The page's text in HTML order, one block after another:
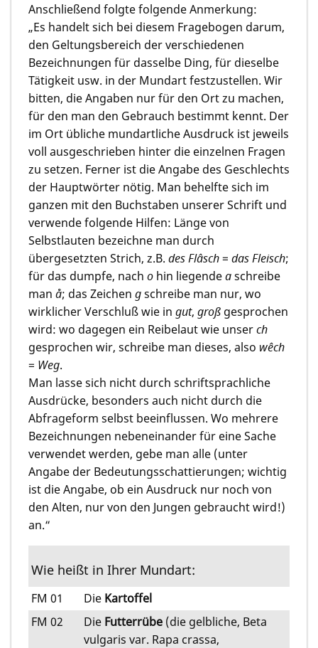
Anschließend folgte folgende Anmerkung:
„Es handelt sich bei diesem Fragebogen darum,
den Geltungsbereich der verschiedenen
Bezeichnungen für dasselbe Ding, für dieselbe
Tätigkeit usw. in der Mundart festzustellen. Wir
bitten, die Angaben nur für den Ort zu machen,
für den man den Gebrauch bestimmt kennt. Der
im Ort übliche mundartliche Ausdruck ist jeweils
voll ausgeschrieben hinter die einzelnen Fragen
zu setzen. Ferner ist die Angabe des Geschlechts
der Hauptwörter nötig. Man behelfte sich im
ganzen mit den Buchstaben unserer Schrift und
verwende folgende Hilfen: Länge von
Selbstlauten bezeichne man durch
übergesetzten Strich, z.B. des Flâsch= das Fleisch;
für das dumpfe, nach o hin liegendeaschreibe
man å; das Zeichen gschreibe man nur, wo
wirklicher Verschluß wie in gut, groß gesprochen
wird: wo dagegen ein Reibelaut wie unserch
gesprochen wir, schreibe man dieses, also wêch
= Weg.
Man lasse sich nicht durch schriftsprachliche
Ausdrücke, besonders auch nicht durch die
Abfrageform selbst beeinflussen. Wo mehrere
Bezeichnungen nebeneinander für eine Sache
verwendet werden, gebe man alle (unter
Angabe der Bedeutungsschattierungen; wichtig
ist die Angabe, ob ein Ausdruck nur noch von
den Alten, nur von den Jungen gebraucht wird!)
an.“
Wie heißt in Ihrer Mundart:
FM 01 Die Kartoffel
FM 02
Die Futterrübe (die gelbliche, Beta
vulgaris var. Rapa crassa,